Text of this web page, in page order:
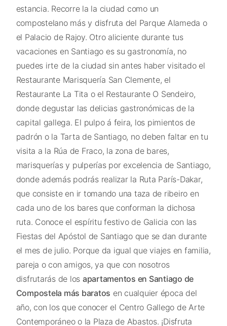
estancia. Recorre la la ciudad como un
compostelano más y disfruta del Parque Alameda o
el Palacio de Rajoy. Otro aliciente durante tus
vacaciones en Santiago es su gastronomía, no
puedes irte de la ciudad sin antes haber visitado el
Restaurante Marisquería San Clemente, el
Restaurante La Tita o el Restaurante O Sendeiro,
donde degustar las delicias gastronómicas de la
capital gallega. El pulpo á feira, los pimientos de
padrón o la Tarta de Santiago, no deben faltar en tu
visita a la Rúa de Fraco, la zona de bares,
marisquerías y pulperías por excelencia de Santiago,
donde además podrás realizar la Ruta París-Dakar,
que consiste en ir tomando una taza de ribeiro en
cada uno de los bares que conforman la dichosa
ruta. Conoce el espíritu festivo de Galicia con las
Fiestas del Apóstol de Santiago que se dan durante
el mes de julio. Porque da igual que viajes en familia,
pareja o con amigos, ya que con nosotros
disfrutarás de los apartamentos en Santiago de
Compostela más baratos en cualquier época del
año, con los que conocer el Centro Gallego de Arte
Contemporáneo o la Plaza de Abastos. ¡Disfruta